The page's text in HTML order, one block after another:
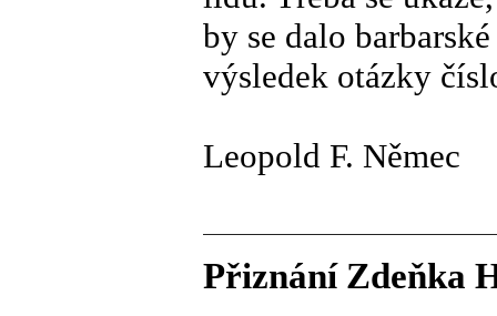
by se dalo
výsledek otázky
Leopold F. Němec
Přiznání Zdeňka